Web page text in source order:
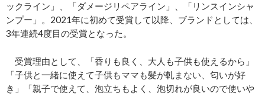
ックライン」、「ダメージリペアライン」、「リンスインシャ
ンプー」。2021年に初めて受賞して以降、ブランドとしては、
3年連続4度目の受賞となった。
受賞理由として、「香りも良く、大人も子供も使えるから」
「子供と一緒に使えて子供もママも髪が軋まない、匂いが好
き」「親子で使えて、泡立ちもよく、泡切れが良いので使いや